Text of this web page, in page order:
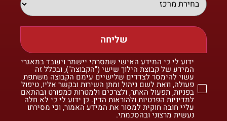
שליחה
ידוע לי כי המידע האישי שמסרתי יישמר ויעובד במאגרי
המידע של קבוצת הילוך שישי ("הקבוצה"), ובכלל זה
עשוי להימסר לצדדים שלישיים עימם הקבוצה משתפת
פעולה, וזאת לשם ניהול ומתן השירות ובקשר אליו, טיפול
בפניות, תפעול האתר, ולצרכים ולמטרות כמפורט ובהתאם
למדיניות הפרטיות ולהוראות הדין. כן ידוע לי כי לא חלה
עליי חובה חוקית למסור את המידע האמור, וכי מסירתו
נעשית מרצוני ובהסכמתי.